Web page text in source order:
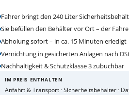
Fahrer bringt den 240 Liter
Sie befüllen den Behälter vor Ort – der
Abholung sofort – in ca. 15 Minuten erledigt
Vernichtung in gesicherten Anlagen nach
Nachhaltigkeit & Schutzklasse 3 zubuchbar
IM PREIS ENTHALTEN
Anfahrt & Transport · Sicherheitsbehälter ·